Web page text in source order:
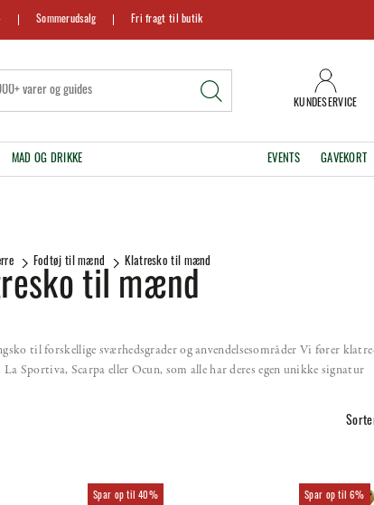
Sommerudsalg Fri fragt til butik
KUNDESERVICE
MAD OG DRIKKE EVENTS GAVEKORT
til mænd
Fodtøj til mænd Klatresko til mænd
til forskellige sværhedsgrader og anvendelsesområder Vi fører
Sportiva, Scarpa eller Ocun, som alle har deres egen unikke signatur
40% 6%